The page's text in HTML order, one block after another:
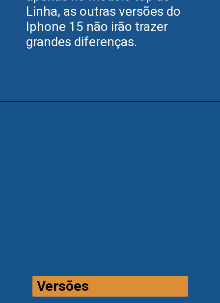
Linha, as outras versões do
Iphone 15 não irão trazer
grandes diferenças.
Versões